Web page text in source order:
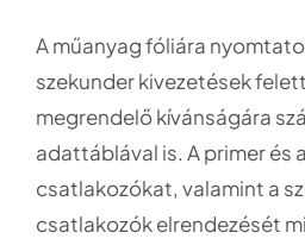
A műanyag fóliára
szekunder kivezetések
megrendelő kívánságára
adattáblával is. A primer és
csatlakozókat, valamint a
csatlakozók elrendezését